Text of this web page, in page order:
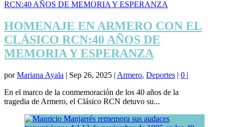
HOMENAJE EN ARMERO CON EL
CLÁSICO RCN:40 AÑOS DE
MEMORIA Y ESPERANZA
porMariana Ayala | Sep 26, 2025 | Armero, Deportes | 0 |
En el marco de la conmemoración de los 40 años de la
tragedia de Armero, el Clásico RCN detuvo su...